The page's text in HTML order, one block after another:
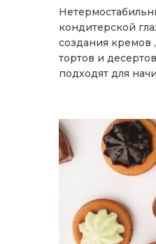
кондитерской
создания кремов
тортов и
подходят для